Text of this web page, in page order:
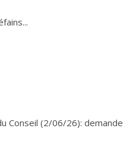
Conseil (2/06/26): demande